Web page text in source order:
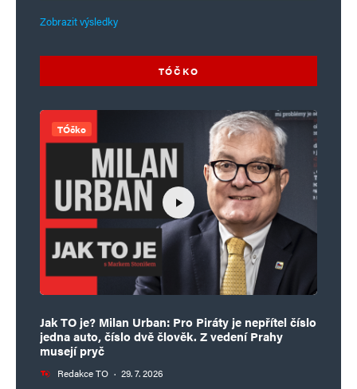
Zobrazit výsledky
TÓČKO
TÓčko
Jak TO je? Milan Urban: Pro Piráty je nepřítel číslo
jedna auto, číslo dvě člověk. Z vedení Prahy
musejí pryč
Redakce TO · 29. 7. 2026